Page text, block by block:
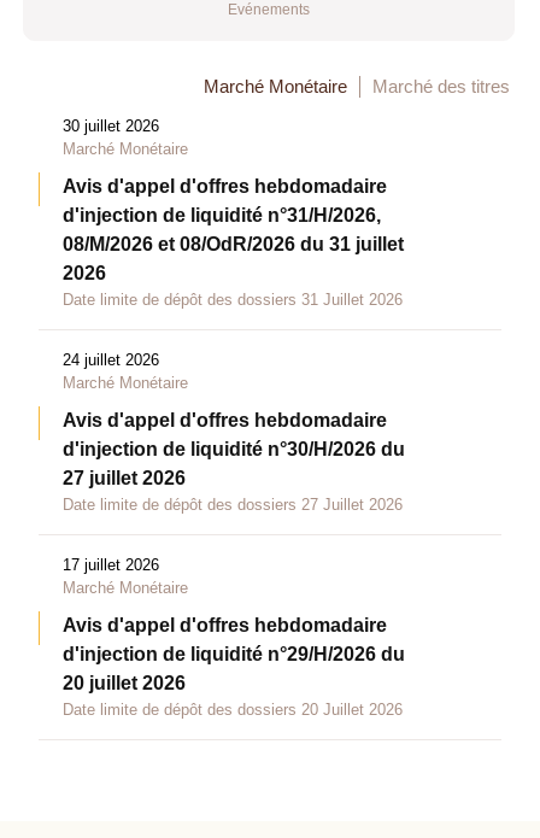
Evénements
Marché Monétaire Marché des titres
30 juillet 2026
Marché Monétaire
Avis d'appel d'offres hebdomadaire
d'injection de liquidité n°31/H/2026,
08/M/2026 et 08/OdR/2026 du 31 juillet
2026
Date limite de dépôt des dossiers 31 Juillet 2026
24 juillet 2026
Marché Monétaire
Avis d'appel d'offres hebdomadaire
d'injection de liquidité n°30/H/2026 du
27 juillet 2026
Date limite de dépôt des dossiers 27 Juillet 2026
17 juillet 2026
Marché Monétaire
Avis d'appel d'offres hebdomadaire
d'injection de liquidité n°29/H/2026 du
20 juillet 2026
Date limite de dépôt des dossiers 20 Juillet 2026